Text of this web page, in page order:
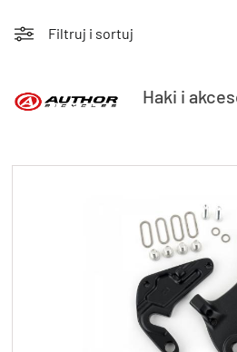
Kup bon podarunkowy
Zestawy opon
zakupy!
Kup bon
KryptoFlex
EN
Filtruj i sortuj
Haki i